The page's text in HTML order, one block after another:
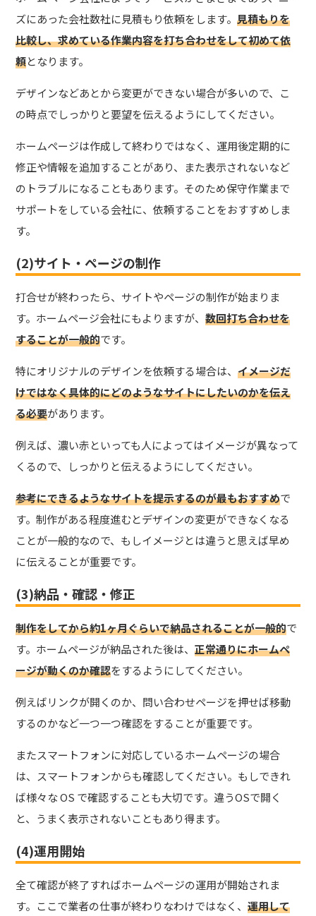
ズにあった会社数社に見積もり依頼をします。見積もりを
比較し、求めている作業内容を打ち合わせをして初めて依
頼となります。
デザインなどあとから変更ができない場合が多いので、こ
の時点でしっかりと要望を伝えるようにしてください。
ホームページは作成して終わりではなく、運用後定期的に
修正や情報を追加することがあり、また表示されないなど
のトラブルになることもあります。そのため保守作業まで
サポートをしている会社に、依頼することをおすすめしま
す。
(2)サイト・ページの制作
打合せが終わったら、サイトやページの制作が始まりま
す。ホームページ会社にもよりますが、数回打ち合わせを
することが一般的です。
特にオリジナルのデザインを依頼する場合は、イメージだ
けではなく具体的にどのようなサイトにしたいのかを伝え
る必要があります。
例えば、濃い赤といっても人によってはイメージが異なって
くるので、しっかりと伝えるようにしてください。
参考にできるようなサイトを提示するのが最もおすすめで
す。制作がある程度進むとデザインの変更ができなくなる
ことが一般的なので、もしイメージとは違うと思えば早め
に伝えることが重要です。
(3)納品・確認・修正
制作をしてから約1ヶ月ぐらいで納品されることが一般的で
す。ホームページが納品された後は、正常通りにホームペ
ージが動くのか確認をするようにしてください。
例えばリンクが開くのか、問い合わせページを押せば移動
するのかなど一つ一つ確認をすることが重要です。
またスマートフォンに対応しているホームページの場合
は、スマートフォンからも確認してください。もしできれ
ば様々な OS で確認することも大切です。違うOSで開く
と、うまく表示されないこともあり得ます。
(4)運用開始
全て確認が終了すればホームページの運用が開始されま
す。ここで業者の仕事が終わりなわけではなく、運用して